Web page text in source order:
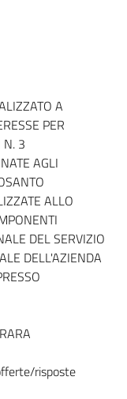
A
PER
N. 3
AGLI
ALLO
DEL SERVIZIO
DELL'AZIENDA
risposte